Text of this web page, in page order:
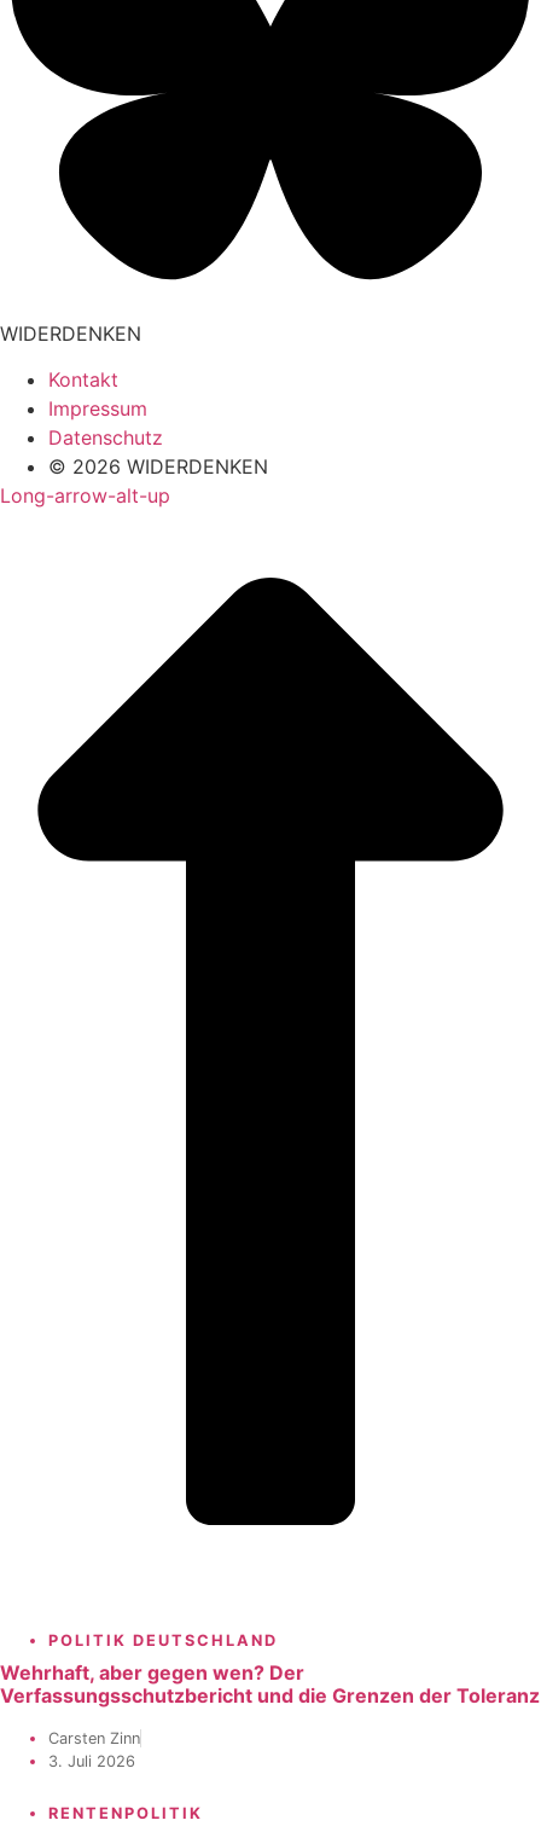
WIDERDENKEN
Kontakt
Impressum
Datenschutz
© 2026 WIDERDENKEN
Long-arrow-alt-up
POLITIK DEUTSCHLAND
Wehrhaft, aber gegen wen? Der
Verfassungsschutzbericht und die Grenzen der Toleranz
Carsten Zinn
3. Juli 2026
RENTENPOLITIK